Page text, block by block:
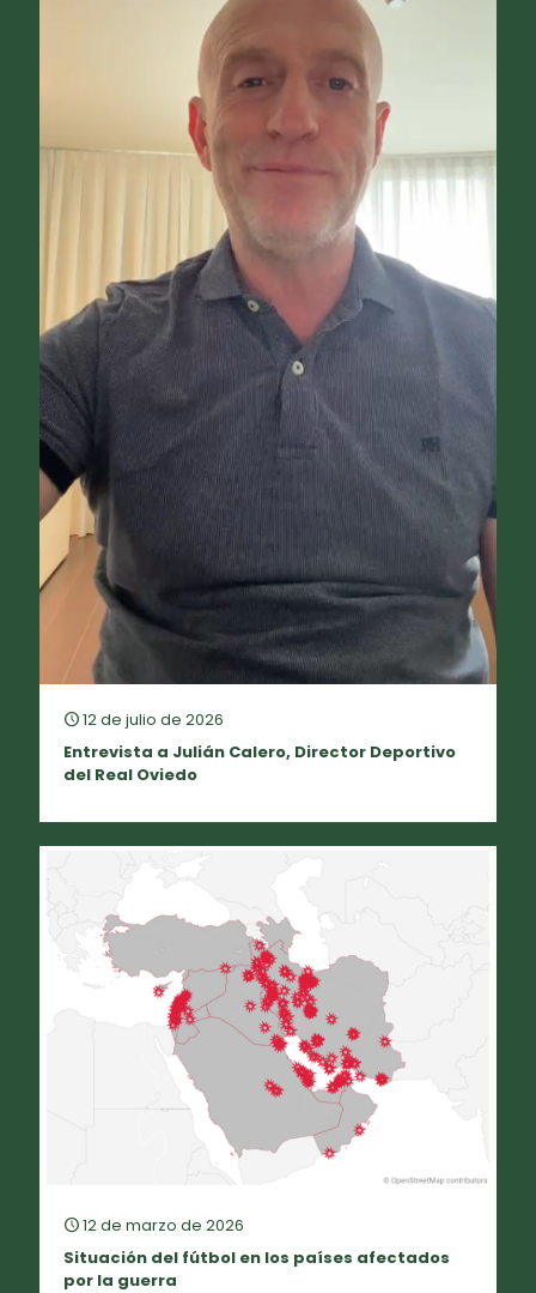
12 de julio de 2026
Entrevista a Julián Calero, Director Deportivo
del Real Oviedo
12 de marzo de 2026
Situación del fútbol en los países afectados
por la guerra